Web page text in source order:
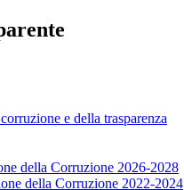
e della trasparenza
della Corruzione 2026-2028
della Corruzione 2022-2024